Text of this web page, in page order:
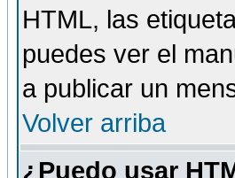
HTML, las
puedes ver el
a publicar un
Volver arriba
¿Puedo usar